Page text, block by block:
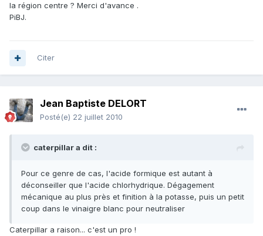
la région centre ? Merci d'avance .
PiBJ.
Citer
Jean Baptiste DELORT
Posté(e) 22 juillet 2010
caterpillar a dit :
Pour ce genre de cas, l'acide formique est autant à
déconseiller que l'acide chlorhydrique. Dégagement
mécanique au plus près et finition à la potasse, puis un petit
coup dans le vinaigre blanc pour neutraliser
Caterpillar a raison... c'est un pro !